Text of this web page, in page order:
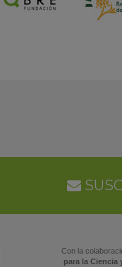
Con la
para la